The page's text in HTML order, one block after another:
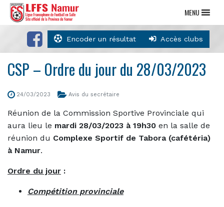
Encoder un résultat Accès clubs
MENU
CSP – Ordre du jour du 28/03/2023
24/03/2023 Avis du secrétaire
Réunion de la Commission Sportive Provinciale qui
aura lieu le mardi 28/03/2023 à 19h30 en la salle de
réunion du Complexe Sportif de Tabora (cafétéria)
à Namur.
Ordre du jour :
Compétition provinciale